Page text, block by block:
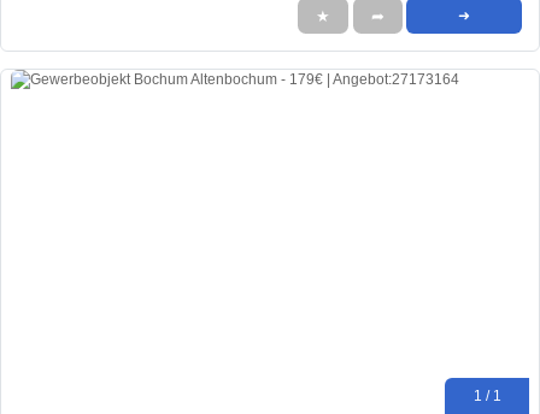
★ ➦ ➜
1 / 1